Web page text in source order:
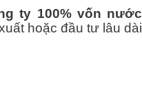
ty 100% vốn nước
hoặc đầu tư lâu dài